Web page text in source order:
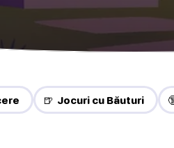
🍺 Jocuri cu Băuturi